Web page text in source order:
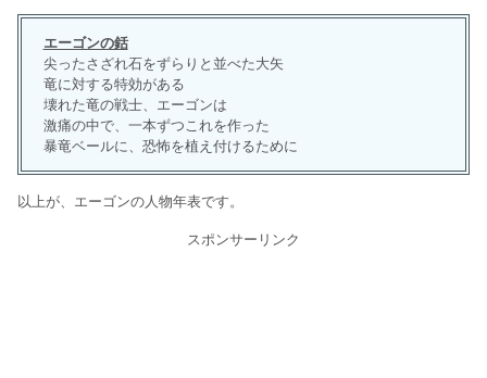
エーゴンの銛
尖ったさざれ石をずらりと並べた大矢
竜に対する特効がある
壊れた竜の戦士、エーゴンは
激痛の中で、一本ずつこれを作った
暴竜ベールに、恐怖を植え付けるために
以上が、エーゴンの人物年表です。
スポンサーリンク